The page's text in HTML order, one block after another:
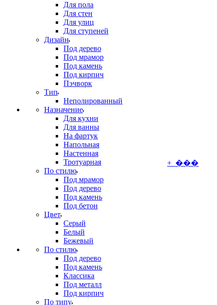
Для пола
Для стен
Для улиц
Для ступеней
Дизайн
Под дерево
Под мрамор
Под камень
Под кирпич
Пэчворк
Тип
Неполированный
Назначение
Для кухни
Для ванны
На фартук
Напольная
Настенная
Тротуарная
По стилю
Под мрамор
Под дерево
Под камень
Под бетон
Цвет
Серый
Белый
Бежевый
По стилю
Под дерево
Под камень
Классика
Под металл
Под кирпич
По типу
+ ���